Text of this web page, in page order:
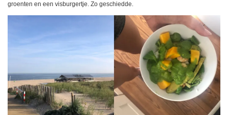
groenten en een visburgertje. Zo geschiedde.